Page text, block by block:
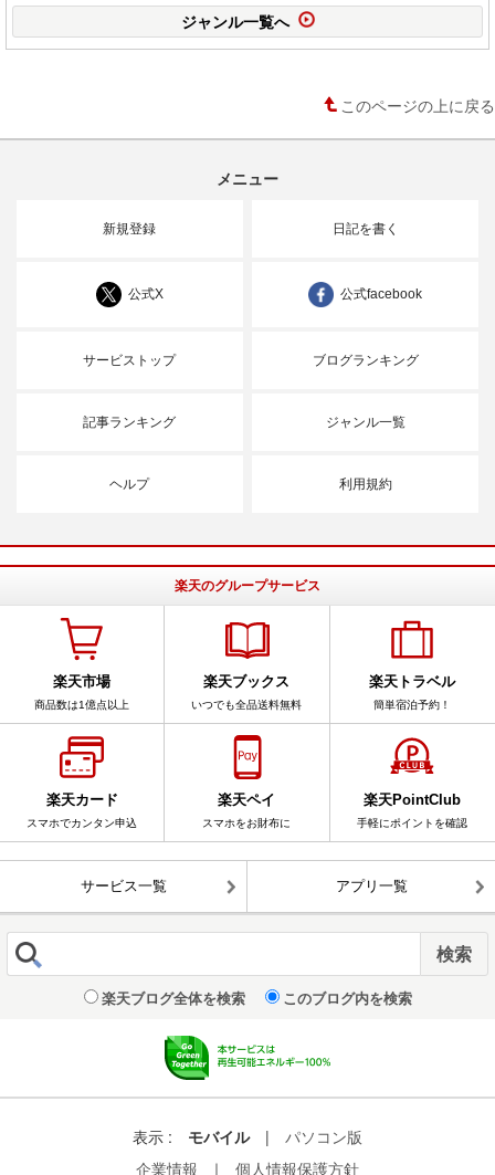
ジャンル一覧へ
このページの上に戻る
メニュー
新規登録 日記を書く
公式X 公式facebook
サービストップ ブログランキング
記事ランキング ジャンル一覧
ヘルプ 利用規約
楽天のグループサービス
楽天市場
商品数は1億点以上
楽天ブックス
いつでも全品送料無料
楽天トラベル
簡単宿泊予約！
楽天カード
スマホでカンタン申込
楽天ペイ
スマホをお財布に
楽天PointClub
手軽にポイントを確認
サービス一覧 アプリ一覧
楽天ブログ全体を検索 このブログ内を検索
表示 : モバイル |
パソコン版
企業情報
｜ 個人情報保護方針